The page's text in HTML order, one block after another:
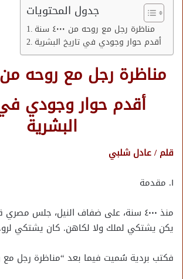
جدول المحتويات
مناظرة رجل مع روحه من ٤٠٠٠ سنة
أقدم حوار وجودي في تاريخ البشرية
مناظرة رجل مع روحه من ٤٠٠٠ سنة
أقدم حوار وجودي
البشرية
قلم / عادل شلبي
١. مقدمة
منذ ٤٠٠٠ سنة، على ضفاف النيل، جلس
يكن يشتكي لملك ولا لكاهن. كان يشتكي
فكتب بردية سُميت فيما بعد “مناظرة رجل مع